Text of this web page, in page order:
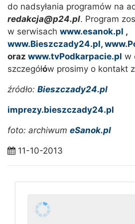
do nadsyłania programów na
redakcja@p24.pl. Program
w serwisach www.esanok.pl ,
www.Bieszczady24.pl,
oraz www.tvPodkarpacie.pl w
szczegółów prosimy o kontakt
źródło: Bieszczady24.pl
imprezy.bieszczady24.pl
foto: archiwum eSanok.pl
11-10-2013